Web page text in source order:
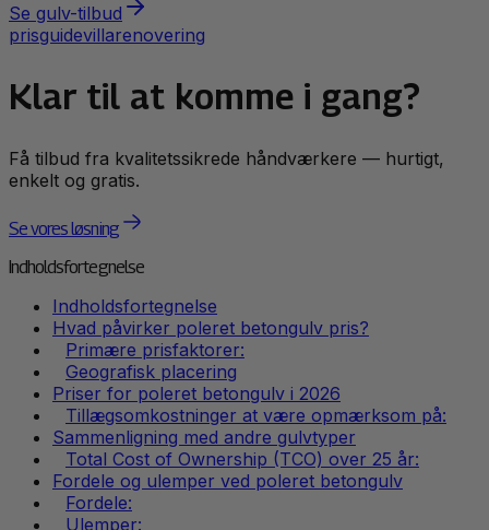
Se gulv-tilbud
prisguidevillarenovering
Klar til at komme i gang?
Få tilbud fra kvalitetssikrede håndværkere — hurtigt,
enkelt og gratis.
Se vores løsning
Indholdsfortegnelse
Indholdsfortegnelse
Hvad påvirker poleret betongulv pris?
Primære prisfaktorer:
Geografisk placering
Priser for poleret betongulv i 2026
Tillægsomkostninger at være opmærksom på:
Sammenligning med andre gulvtyper
Total Cost of Ownership (TCO) over 25 år:
Fordele og ulemper ved poleret betongulv
Fordele:
Ulemper: